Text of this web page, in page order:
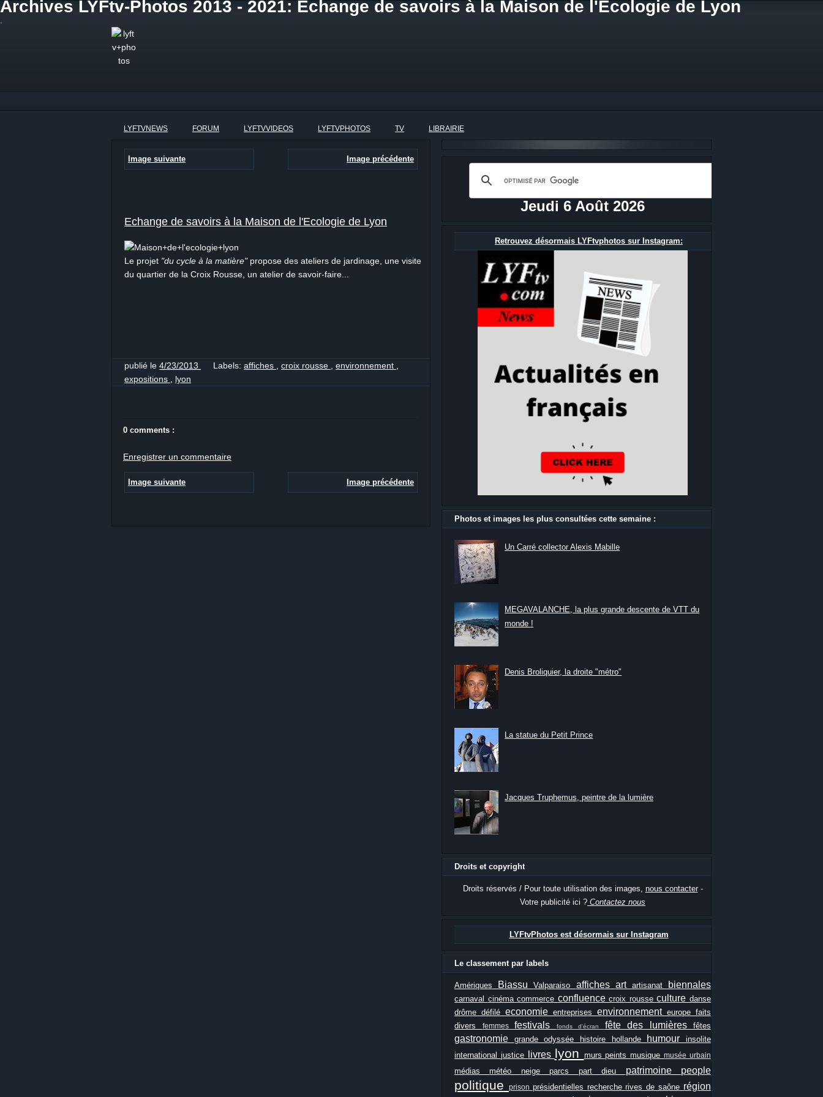
Archives LYFtv-Photos 2013 - 2021: Echange de savoirs à la Maison de l'Ecologie de Lyon
LYFTVNEWS FORUM LYFTVVIDEOS LYFTVPHOTOS TV LIBRAIRIE
Image suivante Image précédente
Echange de savoirs à la Maison de l'Ecologie de Lyon
Le projet "du cycle à la matière"propose des ateliers de jardinage, une visite
du quartier de la Croix Rousse, un atelier de savoir-faire...
publié le 4/23/2013 Labels: affiches croix rousse environnement
expositions
lyon
0 comments :
Enregistrer un commentaire
Image suivante Image précédente
Jeudi 6 Août 2026
Retrouvez désormais LYFtvphotos sur Instagram:
Photos et images les plus consultées cette semaine :
Un Carré collector Alexis Mabille
MEGAVALANCHE, la plus grande descente de VTT du
monde !
Denis Broliquier, la droite "métro"
La statue du Petit Prince
Jacques Truphemus, peintre de la lumière
Droits et copyright
Droits réservés / Pour toute utilisation des images, nous contacter-
Votre publicité ici ? Contactez nous
LYFtvPhotos est désormais sur Instagram
Le classement par labels
Amériques BiassuValparaiso affiches art artisanat biennales
carnaval cinémacommerce confluencecroix rousseculturedanse
drôme défilé economie entreprises environnement europe faits
divers
femmes festivals fonds d'écran fête des lumières fêtes
gastronomie grande odyssée histoire hollande humourinsolite
international justice livres lyon murs peintsmusiquemusée urbain
médiasmétéo neigeparcs part dieu patrimoine people
politique prison présidentielles rechercherives de saône région